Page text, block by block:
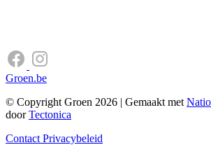
Groen.be
© Copyright Groen 2026 | Gemaakt met
doorTectonica
Contact Privacybeleid